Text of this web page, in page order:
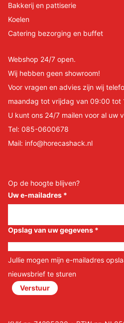
Bakkerij en pattiserie
Koelen
Catering bezorging en buffet
Webshop 24/7 open.
Wij hebben geen showroom!
Voor vragen en advies zijn wij
maandag tot vrijdag van 09:00 tot
U kunt ons 24/7 mailen voor al uw
Tel: 085-0600678
Mail: info@horecashack.nl
Op de hoogte blijven?
Uw e-mailadres *
Opslag van uw gegevens *
Jullie mogen mijn e-mailadres
nieuwsbrief te sturen
Verstuur